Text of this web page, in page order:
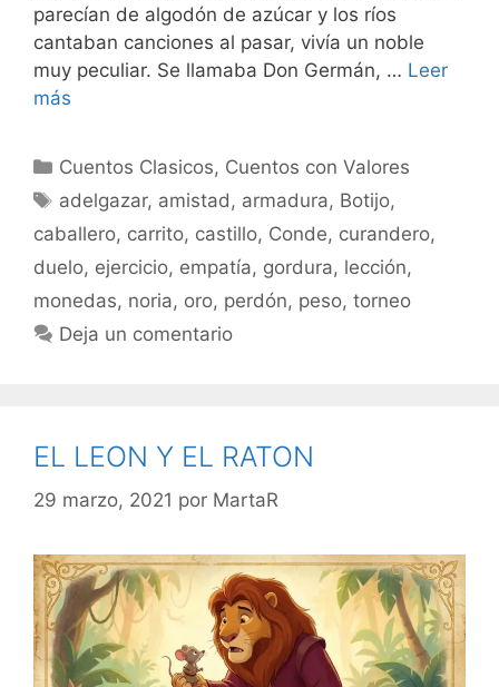
parecían de algodón de azúcar y los ríos
cantaban canciones al pasar, vivía un noble
muy peculiar. Se llamaba Don Germán, … Leer
más
Categorías
Cuentos Clasicos, Cuentos con Valores
Etiquetas
adelgazar, amistad, armadura, Botijo,
caballero, carrito, castillo, Conde, curandero,
duelo, ejercicio, empatía, gordura, lección,
monedas, noria, oro, perdón, peso, torneo
Deja un comentario
EL LEON Y EL RATON
29 marzo, 2021 por MartaR